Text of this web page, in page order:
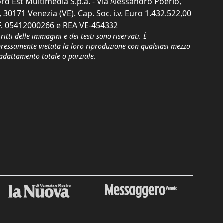
30171 Venezia (VE). Cap. Soc. i.v. Euro 1.432.522,00
05412000266 e REA VE-454332
delle immagini e dei testi sono riservati. È
vietata la loro riproduzione con qualsiasi mezzo
totale o parziale.